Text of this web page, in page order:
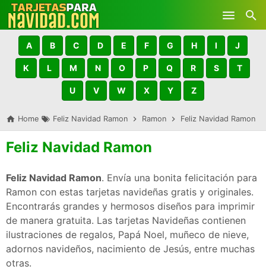
Skip to main content
A B C D E F G H I J
K L M N O P Q R S T
U V W X Y Z
Home Feliz Navidad Ramon Ramon Feliz Navidad Ramon
Feliz Navidad Ramon
Feliz Navidad Ramon. Envía una bonita felicitación para
Ramon con estas tarjetas navideñas gratis y originales.
Encontrarás grandes y hermosos diseños para imprimir
de manera gratuita. Las tarjetas Navideñas contienen
ilustraciones de regalos, Papá Noel, muñeco de nieve,
adornos navideños, nacimiento de Jesús, entre muchas
otras.